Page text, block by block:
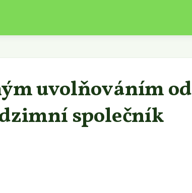
uvolňováním od
společník